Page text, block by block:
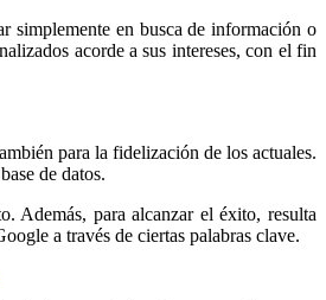
simplemente en busca de información o
acorde a sus intereses, con el fin
para la fidelización de los actuales.
de datos.
Además, para alcanzar el éxito, resulta
a través de ciertas palabras clave.